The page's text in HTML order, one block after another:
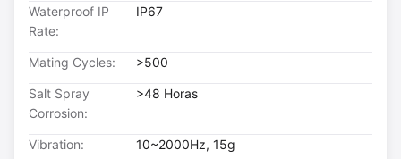
Waterproof IP
Rate:
IP67
Mating Cycles: >500
Salt Spray
Corrosion:
>48 Horas
Vibration: 10~2000Hz, 15g